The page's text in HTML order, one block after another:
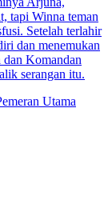
bertahun-
ke kampung
masih
bos terungkap,